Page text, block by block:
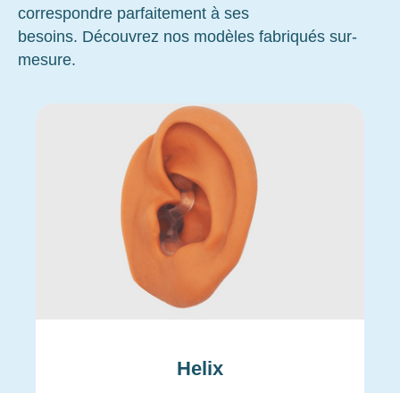
correspondre parfaitement à ses
besoins. Découvrez nos modèles fabriqués sur-
mesure.
Helix